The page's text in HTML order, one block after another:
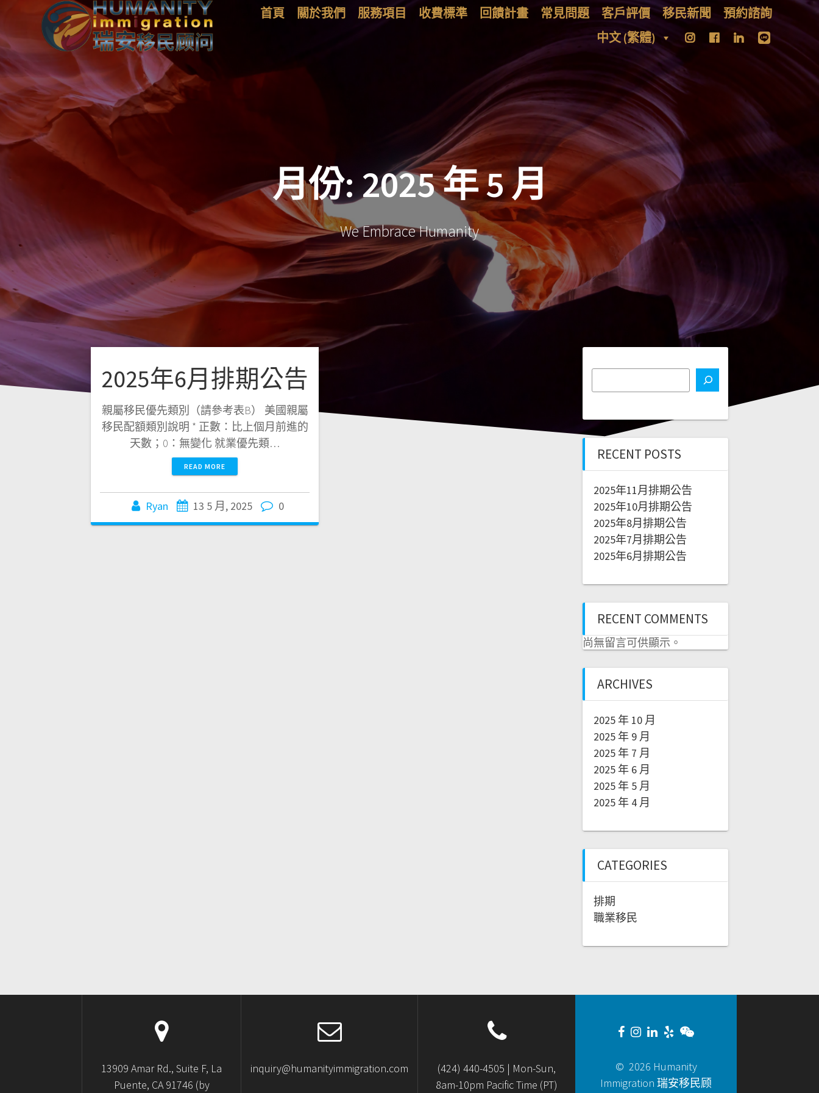
content
首頁 關於我們 服務項目 收費標準 回饋計畫 常見問題 客戶評價 移民新聞
預約諮詢
中文 (繁體)
月份:2025 年 5 月
We Embrace Humanity
2025年6月排期公告
親屬移民優先類別（請參考表B） 美國親屬
移民配額類別說明 * 正數：比上個月前進的
天數；0：無變化 就業優先類…
READ MORE
Ryan 13 5 月, 2025 0
RECENT POSTS
2025年11月排期公告
2025年10月排期公告
2025年8月排期公告
2025年7月排期公告
2025年6月排期公告
RECENT COMMENTS
尚無留言可供顯示。
ARCHIVES
2025 年 10 月
2025 年 9 月
2025 年 7 月
2025 年 6 月
2025 年 5 月
2025 年 4 月
CATEGORIES
排期
職業移民
13909 Amar Rd., Suite F, La
Puente, CA 91746 (by
inquiry@humanityimmigration.com
(424) 440-4505 | Mon-Sun,
8am-10pm Pacific Time (PT)
© 2026 Humanity
Immigration 瑞安移民顾